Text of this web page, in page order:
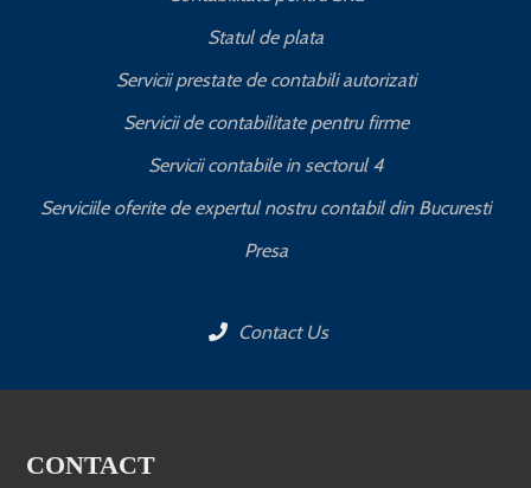
Statul de plata
Servicii prestate de contabili autorizati
Servicii de contabilitate pentru firme
Servicii contabile in sectorul 4
Serviciile oferite de expertul nostru contabil din Bucuresti
Presa
Contact Us
CONTACT